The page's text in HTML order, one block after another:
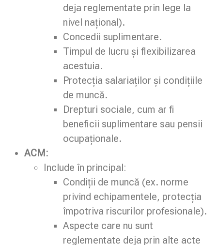
deja reglementate prin lege la
nivel național).
Concedii suplimentare.
Timpul de lucru și flexibilizarea
acestuia.
Protecția salariaților și condițiile
de muncă.
Drepturi sociale, cum ar fi
beneficii suplimentare sau pensii
ocupaționale.
ACM:
Include în principal:
Condiții de muncă (ex. norme
privind echipamentele, protecția
împotriva riscurilor profesionale).
Aspecte care nu sunt
reglementate deja prin alte acte